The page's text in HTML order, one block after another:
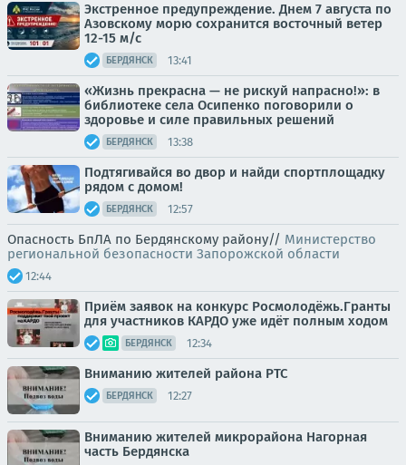
Экстренное предупреждение. Днем 7 августа по
Азовскому морю сохранится восточный ветер
12-15 м/с
БЕРДЯНСК 13:41
«Жизнь прекрасна — не рискуй напрасно!»: в
библиотеке села Осипенко поговорили о
здоровье и силе правильных решений
БЕРДЯНСК 13:38
Подтягивайся во двор и найди спортплощадку
рядом с домом!
БЕРДЯНСК 12:57
Опасность БпЛА по Бердянскому району// Министерство
региональной безопасности Запорожской области
12:44
Приём заявок на конкурс Росмолодёжь.Гранты
для участников КАРДО уже идёт полным ходом
БЕРДЯНСК 12:34
Вниманию жителей района РТС
БЕРДЯНСК 12:27
Вниманию жителей микрорайона Нагорная
часть Бердянска